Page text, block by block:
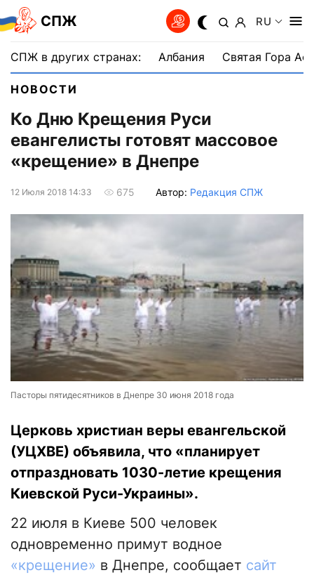
СПЖ RU
СПЖ в других странах: Албания Святая Гора
НОВОСТИ
Ко Дню Крещения Руси
евангелисты готовят массовое
«крещение» в Днепре
12 Июля 2018 14:33 675 Автор: Редакция СПЖ
Пасторы пятидесятников в Днепре 30 июня 2018 года
Церковь христиан веры евангельской
(УЦХВЕ) объявила, что «планирует
отпраздновать 1030-летие крещения
Киевской Руси-Украины».
22 июля в Киеве 500 человек
одновременно примут водное
«крещение» в Днепре, сообщает сайт